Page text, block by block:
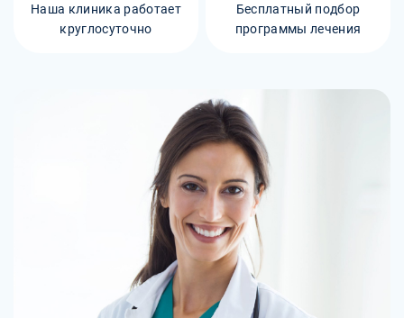
Наша клиника работает
круглосуточно
Бесплатный подбор
программы лечения